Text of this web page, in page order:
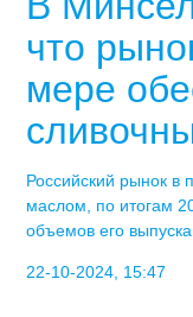
что
мере
Российский рынок в
маслом, по итогам
объемов его
22-10-2024, 15:47